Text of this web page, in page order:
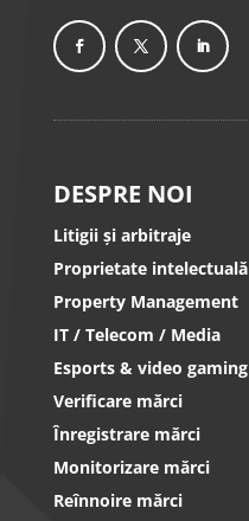
DESPRE NOI
Litigii și arbitraje
Proprietate intelectuală
Property Management
IT / Telecom / Media
Esports & video gaming
Verificare mărci
Înregistrare mărci
Monitorizare mărci
Reînnoire mărci